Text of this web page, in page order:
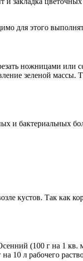
для этого
ножницами или
зеленой массы.
и бактериальных
кустов. Так как
(100 г на 1 кв.
10 л рабочего